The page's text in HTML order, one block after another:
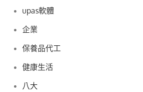
upas軟體
企業
保養品代工
健康生活
八大